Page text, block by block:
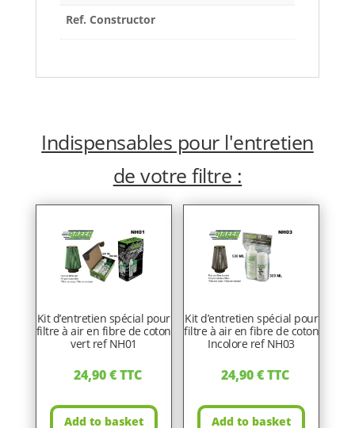
Ref. Constructor
Indispensables pour l'entretien
de votre filtre :
Kit d’entretien spécial pour
filtre à air en fibre de coton
vert ref NH01
24,90€TTC
Add to basket
Kit d’entretien spécial pour
filtre à air en fibre de coton
Incolore ref NH03
24,90€TTC
Add to basket